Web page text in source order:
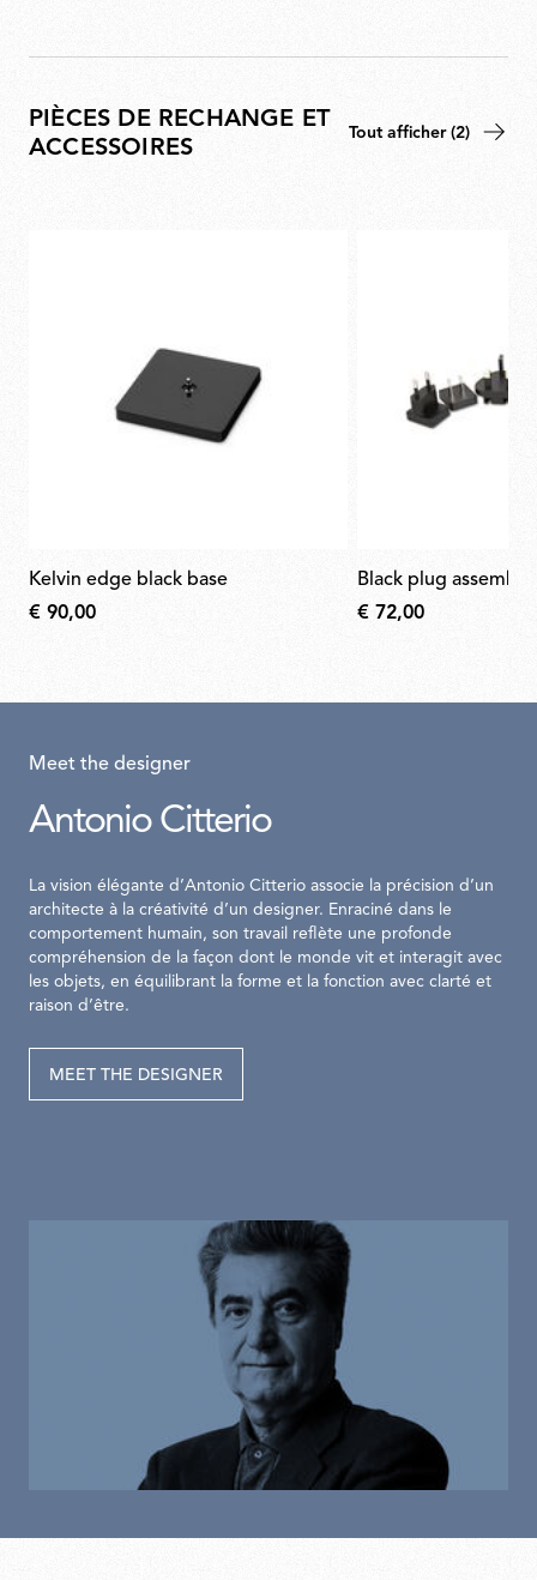
PIÈCES DE RECHANGE ET
ACCESSOIRES
Tout afficher (2)
kelvin edge black base
€ 90,00
black plug
€ 72,00
Meet the designer
Antonio Citterio
La vision élégante d’Antonio Citterio associe la précision d’un
architecte à la créativité d’un designer. Enraciné dans le
comportement humain, son travail reflète une profonde
compréhension de la façon dont le monde vit et interagit avec
les objets, en équilibrant la forme et la fonction avec clarté et
raison d’être.
MEET THE DESIGNER